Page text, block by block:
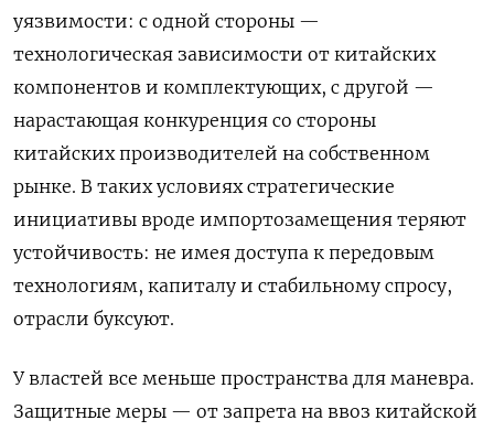
уязвимости: с одной стороны —
технологическая зависимости от китайских
компонентов и комплектующих, с другой —
нарастающая конкуренция со стороны
китайских производителей на собственном
рынке. В таких условиях стратегические
инициативы вроде импортозамещения теряют
устойчивость: не имея доступа к передовым
технологиям, капиталу и стабильному спросу,
отрасли буксуют.
У властей все меньше пространства для маневра.
Защитные меры — от запрета на ввоз китайской